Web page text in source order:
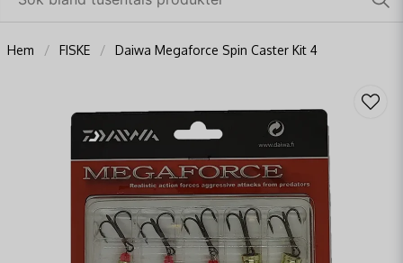
Hem FISKE Daiwa Megaforce Spin Caster Kit 4